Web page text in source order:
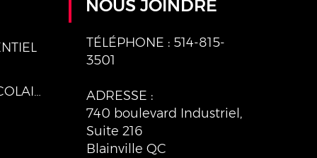
PROGRAMMES SCOLAIRES
NOUS JOINDRE
TÉLÉPHONE : 514-815-
3501
ADRESSE :
740 boulevard Industriel,
Suite 216
Blainville QC